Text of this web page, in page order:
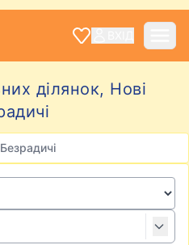
ділянок, Нові